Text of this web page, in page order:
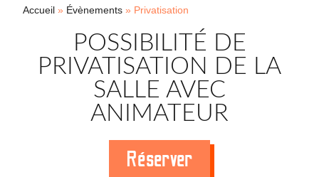
Accueil » Évènements » Privatisation
POSSIBILITÉ DE
PRIVATISATION DE LA
SALLE AVEC
ANIMATEUR
Réserver